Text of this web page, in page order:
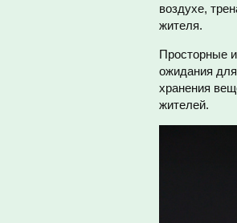
воздухе,
жителя.
Просторные
ожидания
хранения
жителей.